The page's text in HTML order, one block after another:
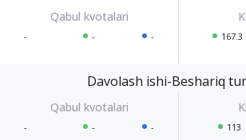
- - - 167.3
Davolash ishi-Beshariq
- - - 113